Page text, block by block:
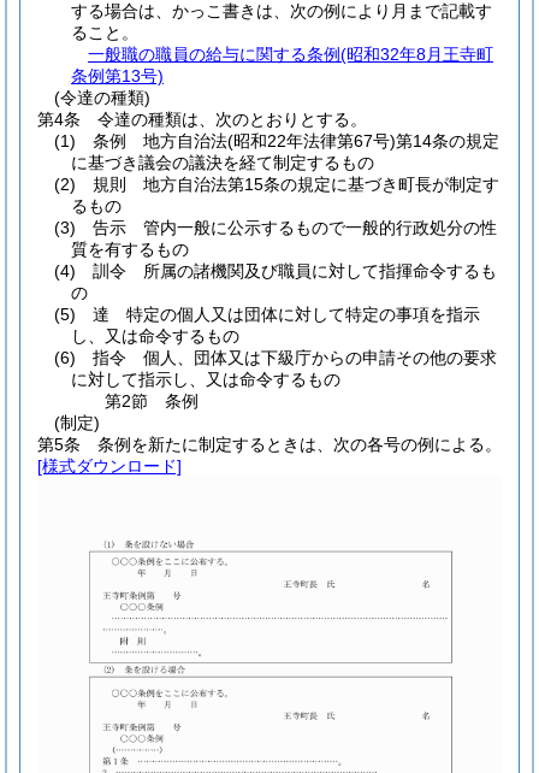
する場合は、かっこ書きは、次の例により月まで記載す
ること。
一般職の職員の給与に関する条例(昭和32年8月王寺町
条例第13号)
(令達の種類)
第4条
令達の種類は、次のとおりとする。
(1)
条例 地方自治法(昭和22年法律第67号)第14条の規定
に基づき議会の議決を経て制定するもの
(2)
規則 地方自治法第15条の規定に基づき町長が制定す
るもの
(3)
告示 管内一般に公示するもので一般的行政処分の性
質を有するもの
(4)
訓令 所属の諸機関及び職員に対して指揮命令するも
の
(5)
達 特定の個人又は団体に対して特定の事項を指示
し、又は命令するもの
(6)
指令 個人、団体又は下級庁からの申請その他の要求
に対して指示し、又は命令するもの
第2節
条例
(制定)
第5条
条例を新たに制定するときは、次の各号の例による。
[様式ダウンロード]